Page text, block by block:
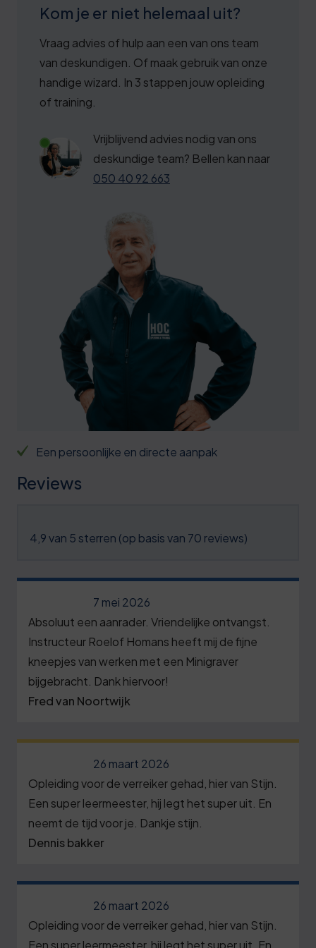
Kom je er niet helemaal uit?
Vraag advies of hulp aan een van ons team
van deskundigen. Of maak gebruik van onze
handige wizard. In 3 stappen jouw opleiding
of training.
Vrijblijvend advies nodig van ons
deskundige team? Bellen kan naar
050 40 92 663
Een persoonlijke en directe aanpak
Reviews
4,9 van 5 sterren (op basis van 70 reviews)
7 mei 2026
Absoluut een aanrader. Vriendelijke ontvangst.
Instructeur Roelof Homans heeft mij de fijne
kneepjes van werken met een Minigraver
bijgebracht. Dank hiervoor!
Fred van Noortwijk
26 maart 2026
Opleiding voor de verreiker gehad, hier van Stijn.
Een super leermeester, hij legt het super uit. En
neemt de tijd voor je. Dankje stijn.
Dennis bakker
26 maart 2026
Opleiding voor de verreiker gehad, hier van Stijn.
Een super leermeester, hij legt het super uit. En
0
2
3
9
2
8
1
7
0
3
7
0
6
9
2
5
1
3
4
5
6
6
7
1
2
2
4
5
7
7
9
9
0
1
1
3
3
4
5
6
8
3
9
4
9
4
0
5
6
1
6
6
1
7
2
2
7
2
8
3
8
3
8
3
9
9
0
1
3
5
6
7
8
9
0
2
3
4
7
8
0
5
0
5
6
1
6
1
1
6